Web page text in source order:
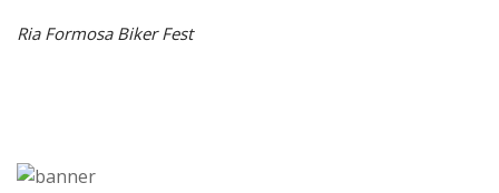
Ria Formosa Biker Fest